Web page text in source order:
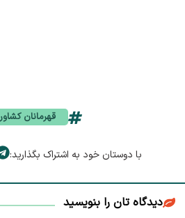
قهرمانان
با دوستان خود به اشتراک بگذارید:
دیدگاه تان را بنویسید